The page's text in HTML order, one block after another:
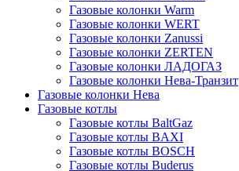
Газовые колонки Warm
Газовые колонки WERT
Газовые колонки Zanussi
Газовые колонки ZERTEN
Газовые колонки ЛАДОГАЗ
Газовые колонки Нева-Транзит
Газовые колонки Нева
Газовые котлы
Газовые котлы BaltGaz
Газовые котлы BAXI
Газовые котлы BOSCH
Газовые котлы Buderus